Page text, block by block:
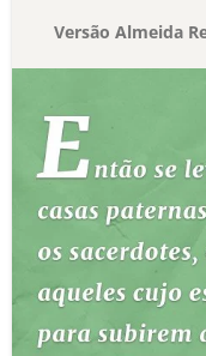
Versão Almeida